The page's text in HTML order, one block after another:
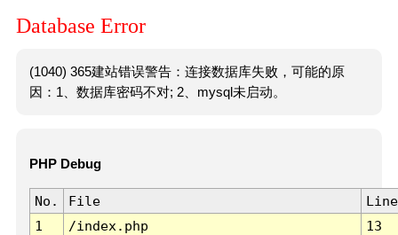
Database Error
(1040) 365建站错误警告：连接数据库失败，可能的原
因：1、数据库密码不对; 2、mysql未启动。
PHP Debug
No. File
Line
1
/index.php 13